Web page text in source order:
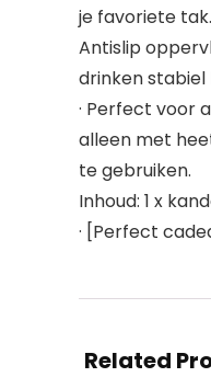
je favoriete tak.
Antislip
drinken stabiel
· Perfect voor
alleen met
te gebruiken.
Inhoud: 1 x
· [Perfect
Related